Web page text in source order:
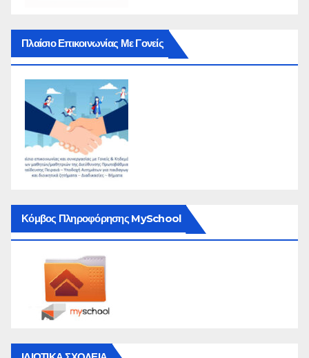
Πλαίσιο Επικοινωνίας Με Γονείς
Κόμβος Πληροφόρησης MySchool